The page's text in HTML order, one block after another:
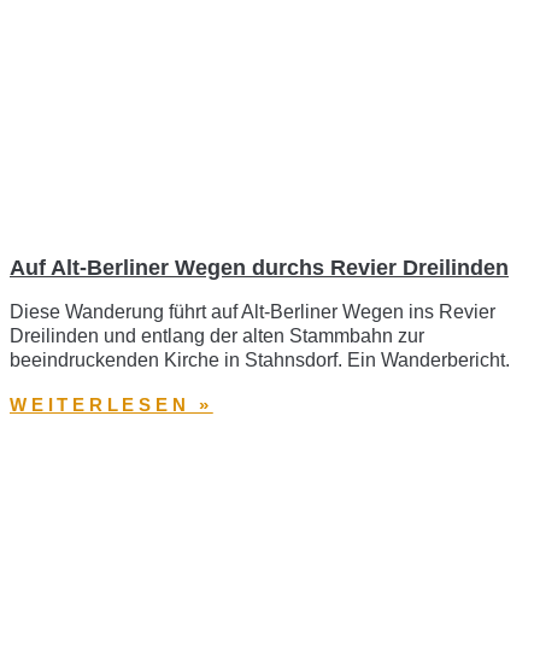
Auf Alt-Berliner Wegen durchs Revier Dreilinden
Diese Wanderung führt auf Alt-Berliner Wegen ins Revier
Dreilinden und entlang der alten Stammbahn zur
beeindruckenden Kirche in Stahnsdorf. Ein Wanderbericht.
WEITERLESEN »